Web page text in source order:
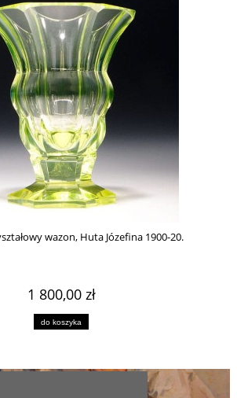
wazon, Huta Józefina 1900-20.
1 800,00 zł
do koszyka